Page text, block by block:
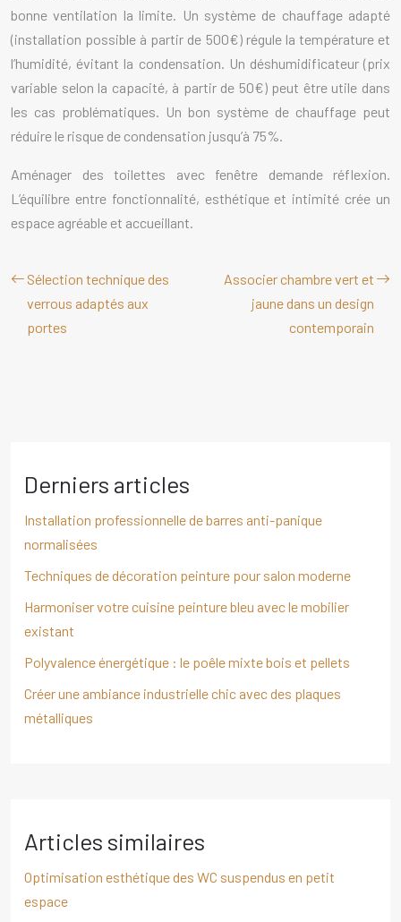
bonne ventilation la limite. Un système de chauffage adapté
(installation possible à partir de 500€) régule la température et
l’humidité, évitant la condensation. Un déshumidificateur (prix
variable selon la capacité, à partir de 50€) peut être utile dans
les cas problématiques. Un bon système de chauffage peut
réduire le risque de condensation jusqu’à 75%.
Aménager des toilettes avec fenêtre demande réflexion.
L’équilibre entre fonctionnalité, esthétique et intimité crée un
espace agréable et accueillant.
Sélection technique des
verrous adaptés aux
portes
Associer chambre vert et
jaune dans un design
contemporain
Derniers articles
Installation professionnelle de barres anti-panique
normalisées
Techniques de décoration peinture pour salon moderne
Harmoniser votre cuisine peinture bleu avec le mobilier
existant
Polyvalence énergétique : le poêle mixte bois et pellets
Créer une ambiance industrielle chic avec des plaques
métalliques
Articles similaires
Optimisation esthétique des WC suspendus en petit
espace